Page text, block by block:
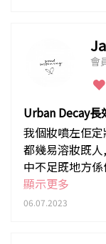
會
Urban Decay
我個妝噴左佢
都幾易溶妝既人,
中不足既地方
溶妝 我會忍忍
顯示更多
06.07.2023